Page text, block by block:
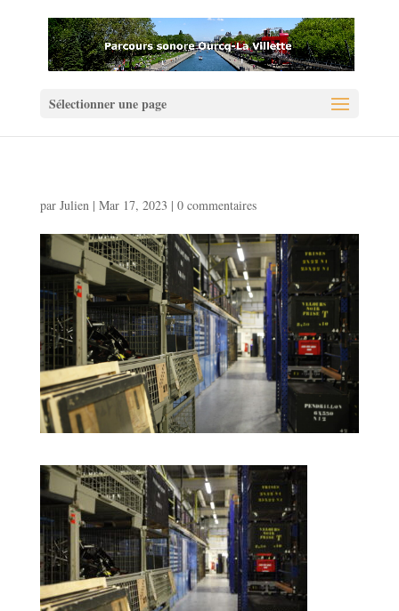
Sélectionner une page
par Julien| Mar 17, 2023 | 0 commentaires